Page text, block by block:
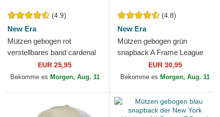
(4.9)
New Era
Mützen gebogen rot
verstellbares band cardenal
9FORTY Essential der New
York Yankees MLB von New
EUR 25,95
Bekomme es Morgen, Aug. 11
(4.8)
New Era
Mützen gebogen grün
snapback A Frame League
Essential der New York
Yankees MLB von New Era
EUR 30,95
Bekomme es Morgen, Aug. 11